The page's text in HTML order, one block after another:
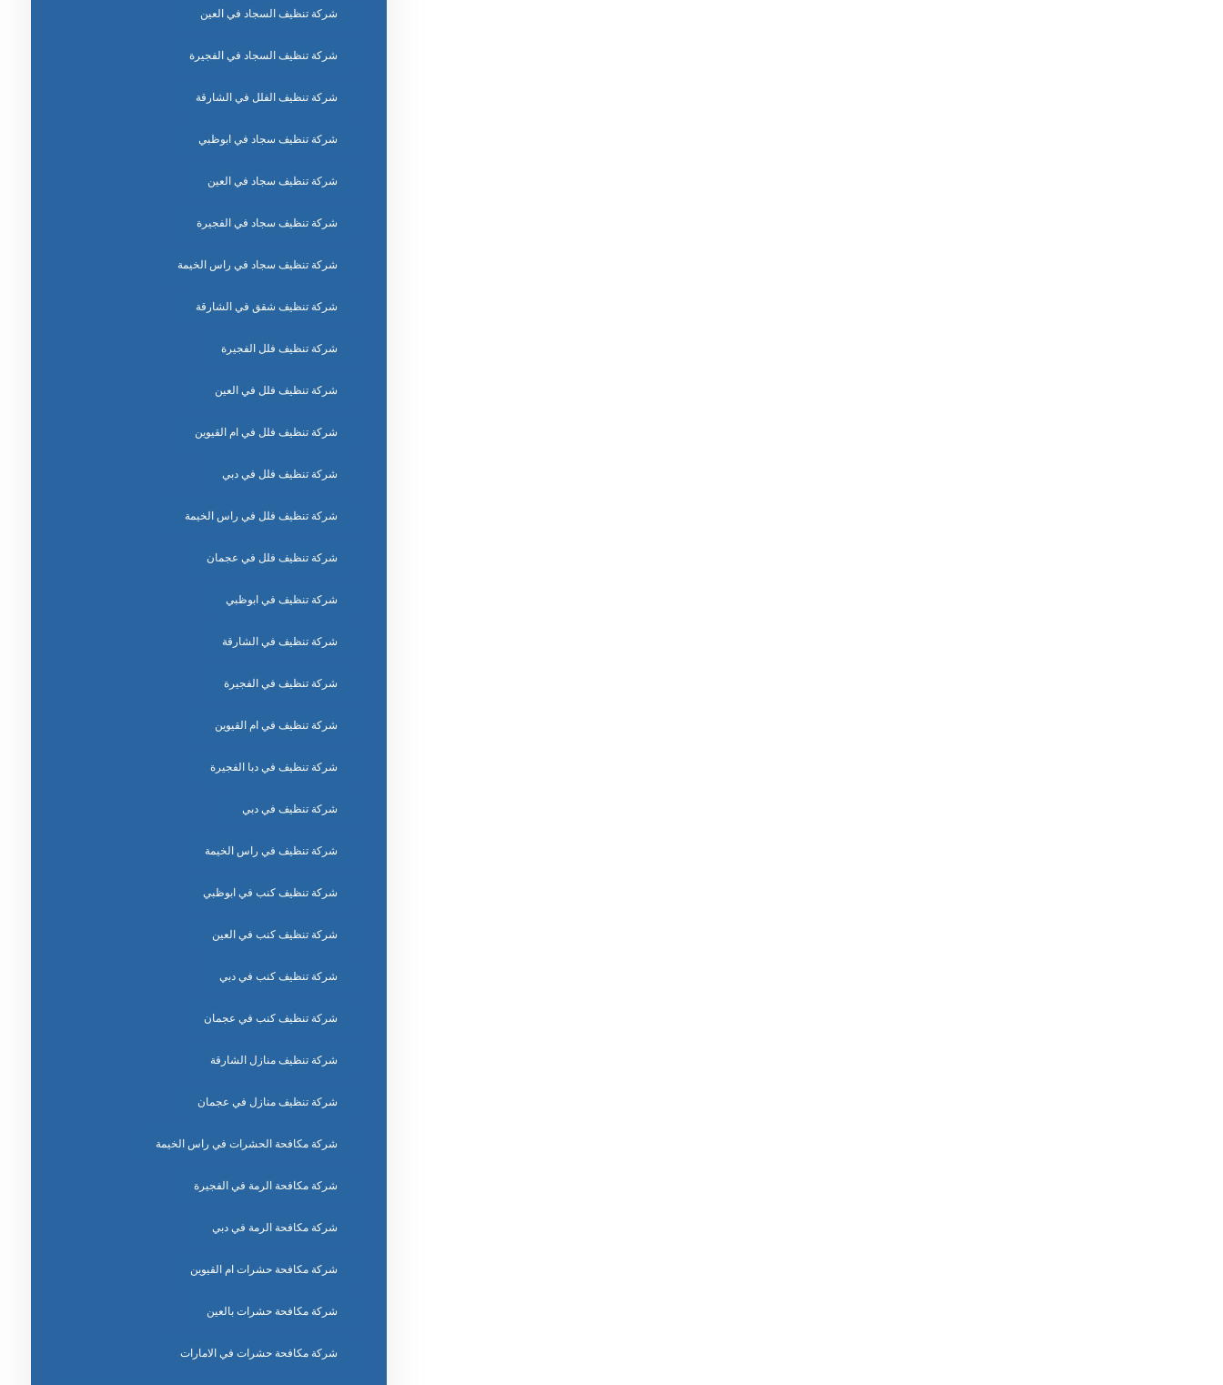
شركة تنظيف السجاد في العين
شركة تنظيف السجاد في الفجيرة
شركة تنظيف الفلل في الشارقة
شركة تنظيف سجاد في ابوظبي
شركة تنظيف سجاد في العين
شركة تنظيف سجاد في الفجيرة
شركة تنظيف سجاد في راس الخيمة
شركة تنظيف شقق في الشارقة
شركة تنظيف فلل الفجيرة
شركة تنظيف فلل في العين
شركة تنظيف فلل في ام القيوين
شركة تنظيف فلل في دبي
شركة تنظيف فلل في راس الخيمة
شركة تنظيف فلل في عجمان
شركة تنظيف في ابوظبي
شركة تنظيف في الشارقة
شركة تنظيف في الفجيرة
شركة تنظيف في ام القيوين
شركة تنظيف في دبا الفجيرة
شركة تنظيف في دبي
شركة تنظيف في راس الخيمة
شركة تنظيف كنب في ابوظبي
شركة تنظيف كنب في العين
شركة تنظيف كنب في دبي
شركة تنظيف كنب في عجمان
شركة تنظيف منازل الشارقة
شركة تنظيف منازل في عجمان
شركة مكافحة الحشرات في راس الخيمة
شركة مكافحة الرمة في الفجيرة
شركة مكافحة الرمة في دبي
شركة مكافحة حشرات ام القيوين
شركة مكافحة حشرات بالعين
شركة مكافحة حشرات في الامارات